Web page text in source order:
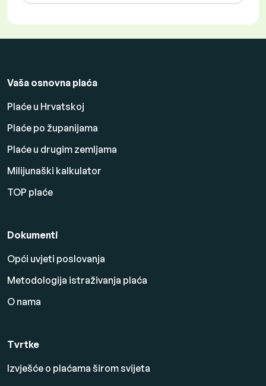
Vaša osnovna plaća
Plaće u Hrvatskoj
Plaće po županijama
Plaće u drugim zemljama
Milijunaški kalkulator
TOP plaće
Dokumenti
Opći uvjeti poslovanja
Metodologija istraživanja plaća
O nama
Tvrtke
Izvješće o plaćama širom svijeta